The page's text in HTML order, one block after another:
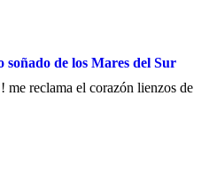
soñado de los Mares del Sur
me reclama el corazón lienzos de